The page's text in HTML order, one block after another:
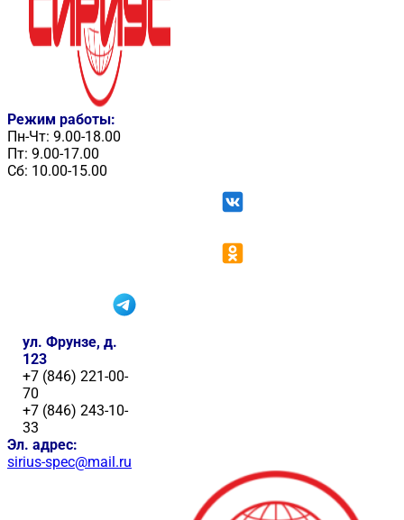
Режим работы:
Пн-Чт: 9.00-18.00
Пт: 9.00-17.00
Сб: 10.00-15.00
ул. Фрунзе, д.
123
+7 (846) 221-00-
70
+7 (846) 243-10-
33
Эл. адрес:
sirius-spec@mail.ru